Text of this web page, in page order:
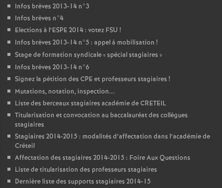
Infos brèves 2013-14 n°3
Infos brèves n°4
Elections à l’ESPE 2014 : votez FSU !
Infos brèves 2013-14 n°5 : appel à mobilisation !
Stage de formation syndicale «spécial stagiaires »
Infos brèves 2013-14 n°6
Signez la pétition des CPE et professeurs stagiaires !
Mutations, notation, inspection...
Liste des berceaux stagiaires académie deCRETEIL
Titularisation et convocation au baccalauréat des collègues
stagiaires
Stagiaires 2014-2015 : modalités d’affectation dans l’académie de
Créteil
Affectation des stagiaires 2014-2015 : Foire Aux Questions
Liste de titularisation des professeurs stagiaires
Dernière liste des supports stagiaires 2014-15